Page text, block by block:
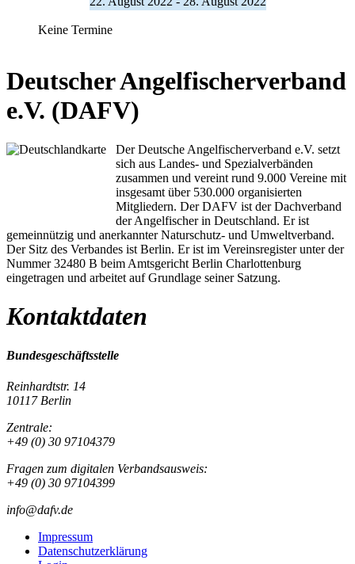
Keine Termine
Deutscher Angelfischerverband
e.V. (DAFV)
Der Deutsche Angelfischerverband e.V. setzt
sich aus Landes- und Spezialverbänden
zusammen und vereint rund 9.000 Vereine mit
insgesamt über 530.000 organisierten
Mitgliedern. Der DAFV ist der Dachverband
der Angelfischer in Deutschland. Er ist
gemeinnützig und anerkannter Naturschutz- und Umweltverband.
Der Sitz des Verbandes ist Berlin. Er ist im Vereinsregister unter der
Nummer 32480 B beim Amtsgericht Berlin Charlottenburg
eingetragen und arbeitet auf Grundlage seiner Satzung.
Kontaktdaten
Bundesgeschäftsstelle
Reinhardtstr. 14
10117 Berlin
Zentrale:
+49 (0) 30 97104379
Fragen zum digitalen Verbandsausweis:
+49 (0) 30 97104399
info@dafv.de
Impressum
Datenschutzerklärung